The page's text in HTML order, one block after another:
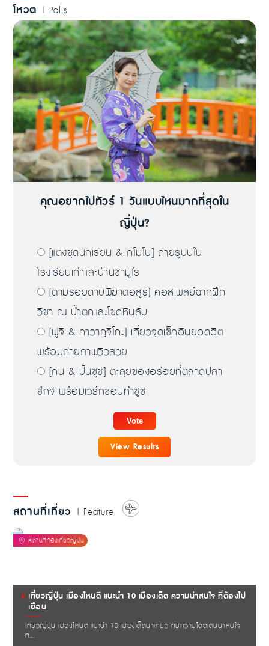
โหวต | Polls
คุณอยากไปทัวร์ 1 วันแบบไหนมากที่สุดใน
ญี่ปุ่น?
[แต่งชุดนักเรียน & กิโมโน] ถ่ายรูปปใน
โรงเรียนเก่าและบ้านซามูไร
[ตามรอยดาบพิฆาตอสูร] คอสเพลย์ฉากฝึก
วิชา ณ น้ำตกและโขดหินลับ
[ฟูจิ & คาวากุจิโกะ] เที่ยวจุดเช็คอินยอดฮิต
พร้อมถ่ายภาพวิวสวย
[กิน & ปั้นซูชิ] ตะลุยของอร่อยที่ตลาดปลา
ซึกิจิ พร้อมเวิร์กชอปทำซูชิ
View Results
สถานที่เที่ยว | Feature
เที่ยวญี่ปุ่น เมืองไหนดี แนะนำ 10 เมืองเด็ด ความน่าสนใจ ที่ต้องไป
เยือน
เที่ยวญี่ปุ่น เมืองไหนดี แนะนำ 10 เมืองเด็ดน่าเที่ยว ที่มีความโดดเด่นน่าสนใจ
ท...